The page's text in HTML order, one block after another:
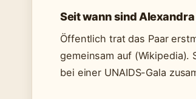
Seit wann sind Alexandra
Öffentlich trat das Paar
gemeinsam auf (Wikipedia).
bei einer UNAIDS-Gala